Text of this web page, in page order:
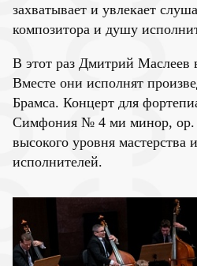
захватывает и увлекает
композитора и душу
В этот раз Дмитрий
Вместе они исполнят
Брамса. Концерт для
Симфония № 4 ми минор, ор.
высокого уровня мастерства
исполнителей.